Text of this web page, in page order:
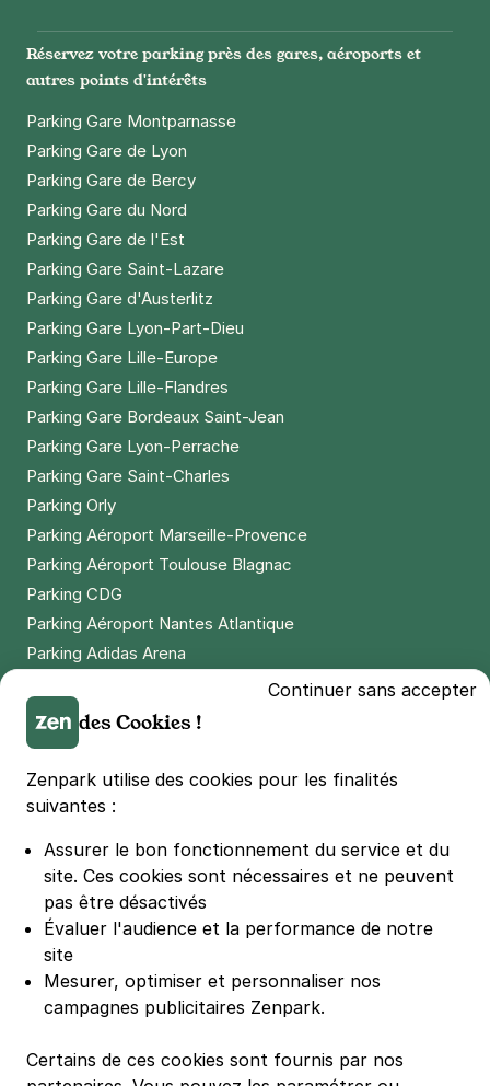
67200Strasbourg
4,4(32 avis)
+ Abonnements disponibles
Réservez votre parking près des gares, aéroports et
autres points d'intérêts
Parking Gare Montparnasse
Parking Gare de Lyon
Parking Gare de Bercy
Parking Gare du Nord
Parking Gare de l'Est
Parking Gare Saint-Lazare
Parking Gare d'Austerlitz
Parking Gare Lyon-Part-Dieu
Parking Gare Lille-Europe
Parking Gare Lille-Flandres
Parking Gare Bordeaux Saint-Jean
Parking Gare Lyon-Perrache
Parking Gare Saint-Charles
Parking Orly
Parking Aéroport Marseille-Provence
Parking Aéroport Toulouse Blagnac
Parking CDG
Parking Aéroport Nantes Atlantique
Parking Adidas Arena
Parking LDLC Arena
Parking Stade Pierre Mauroy
Parking Groupama Stadium
Parking Vélodrome
Parking Bercy
Parking La Défense Arena
Parking Les 4 temps
Parking Nation
Parking Porte de Versailles
Parking Lille Grand Palais
Parking Casino Barrière Lille
Continuer sans accepter
des Cookies !
Zenpark utilise des cookies pour les finalités
suivantes :
Assurer le bon fonctionnement du service et du
site. Ces cookies sont nécessaires et ne peuvent
pas être désactivés
Évaluer l'audience et la performance de notre
site
Mesurer, optimiser et personnaliser nos
campagnes publicitaires Zenpark.
Certains de ces cookies sont fournis par nos